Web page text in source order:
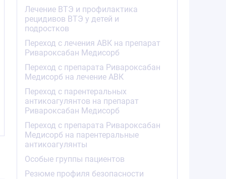
Лечение ВТЭ и профилактика
рецидивов ВТЭ у детей и
подростков
Переход с лечения АВК на препарат
Ривароксабан Медисорб
Переход с препарата Ривароксабан
Медисорб на лечение АВК
Переход с парентеральных
антикоагулянтов на препарат
Ривароксабан Медисорб
Переход с препарата Ривароксабан
Медисорб на парентеральные
антикоагулянты
Особые группы пациентов
Резюме профиля безопасности